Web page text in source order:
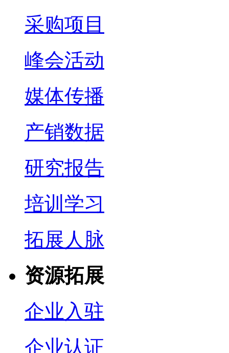
采购项目
峰会活动
媒体传播
产销数据
研究报告
培训学习
拓展人脉
资源拓展
企业入驻
企业认证